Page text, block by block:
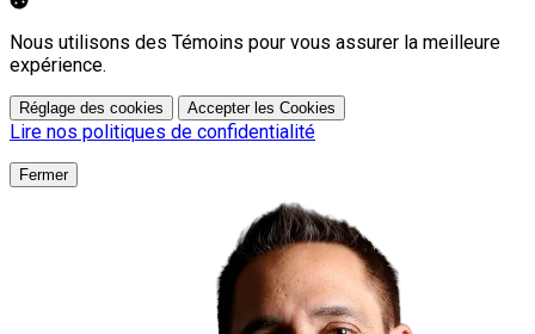
Nous utilisons des Témoins pour vous assurer la meilleure
expérience.
Réglage des cookies Accepter les Cookies
Lire nos politiques de confidentialité
Fermer